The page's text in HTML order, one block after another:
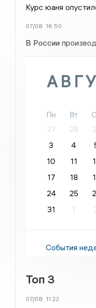
Курс юаня
07/08 16:50
В России
Пн Вт
27
28
3
4
10
11
17
18
24
25
31
1
События
Топ 3
07/08 11:22